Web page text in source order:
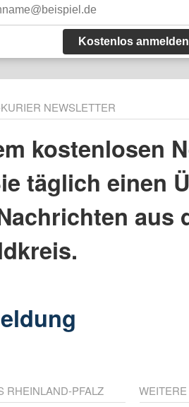
Kostenlos anmelden
NEWSLETTER
kostenlosen
täglich einen
aus
RHEINLAND-PFALZ